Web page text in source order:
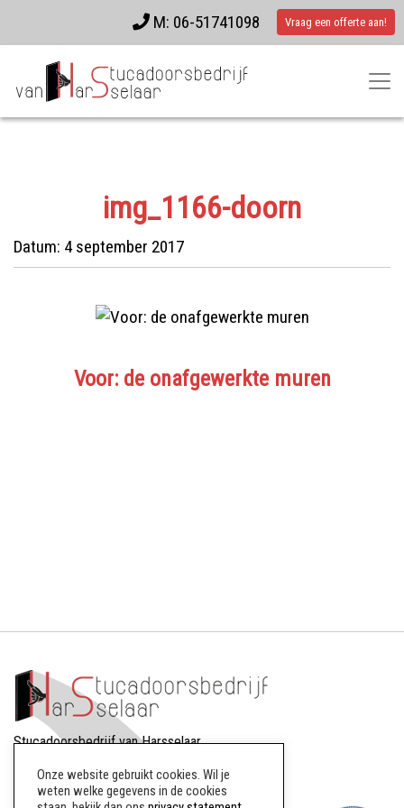
Vraag een offerte aan!
M: 06-51741098
img_1166-doorn
Datum: 4 september 2017
Voor: de onafgewerkte muren
Stucadoorsbedrijf van Harsselaar
8256AW Biddinghuizen
Onze website gebruikt cookies. Wil je
weten welke gegevens in de cookies